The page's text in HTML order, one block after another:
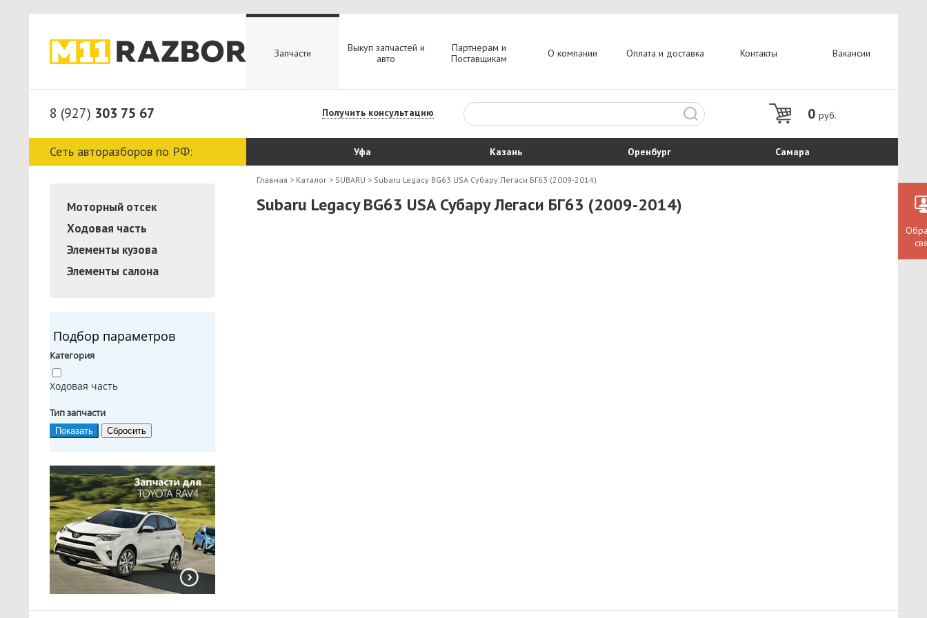
Запчасти
Выкуп запчастей и
авто
Партнерам и
Поставщикам
О компании Оплата и доставка Контакты Вакансии
8 (927) 303 75 67 Получить консультацию 0 руб.
Сеть авторазборов по РФ: Уфа Казань Оренбург Самара
Моторный отсек
Ходовая часть
Элементы кузова
Элементы салона
Подбор параметров
Категория
Ходовая часть
Тип запчасти
Главная > Каталог > SUBARU > Subaru Legacy BG63 USA Субару Легаси БГ63 (2009-2014)
Subaru Legacy BG63 USA Субару Легаси БГ63 (2009-2014)